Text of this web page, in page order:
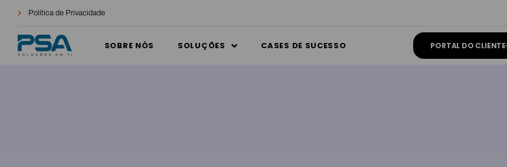
Política de Privacidade
SOBRE NÓS SOLUÇÕES CASES DE SUCESSO PORTAL DO CLIENTE